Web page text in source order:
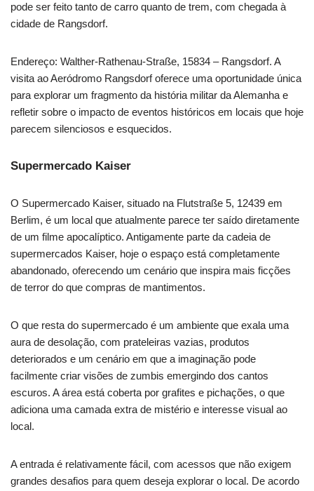
pode ser feito tanto de carro quanto de trem, com chegada à
cidade de Rangsdorf.
Endereço: Walther-Rathenau-Straße, 15834 – Rangsdorf. A
visita ao Aeródromo Rangsdorf oferece uma oportunidade única
para explorar um fragmento da história militar da Alemanha e
refletir sobre o impacto de eventos históricos em locais que hoje
parecem silenciosos e esquecidos.
Supermercado Kaiser
O Supermercado Kaiser, situado na Flutstraße 5, 12439 em
Berlim, é um local que atualmente parece ter saído diretamente
de um filme apocalíptico. Antigamente parte da cadeia de
supermercados Kaiser, hoje o espaço está completamente
abandonado, oferecendo um cenário que inspira mais ficções
de terror do que compras de mantimentos.
O que resta do supermercado é um ambiente que exala uma
aura de desolação, com prateleiras vazias, produtos
deteriorados e um cenário em que a imaginação pode
facilmente criar visões de zumbis emergindo dos cantos
escuros. A área está coberta por grafites e pichações, o que
adiciona uma camada extra de mistério e interesse visual ao
local.
A entrada é relativamente fácil, com acessos que não exigem
grandes desafios para quem deseja explorar o local. De acordo